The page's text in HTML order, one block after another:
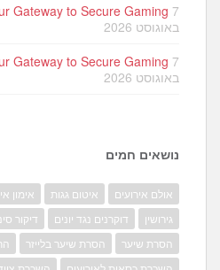
Gateway to Secure Gaming 7
באוגוסט 2026
Gateway to Secure Gaming 7
באוגוסט 2026
נושאים חמים
אולם אירועים איטום גגות אימון
גירושין
דוקרנים נגד יונים דיקור
הסרת שיער
הסרת שיער בלייזר